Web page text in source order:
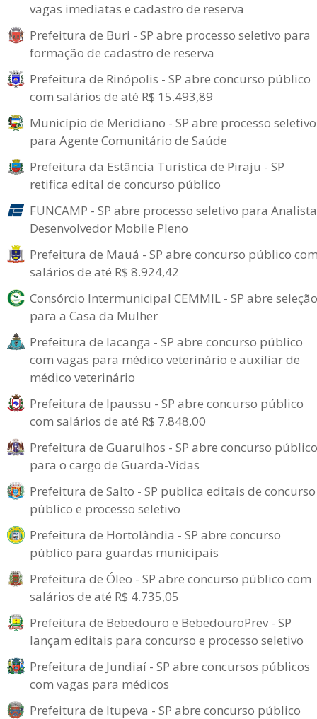
vagas imediatas e cadastro de reserva
Prefeitura de Buri - SP abre processo seletivo para
formação de cadastro de reserva
Prefeitura de Rinópolis - SP abre concurso público
com salários de até R$ 15.493,89
Município de Meridiano - SP abre processo seletivo
para Agente Comunitário de Saúde
Prefeitura da Estância Turística de Piraju - SP
retifica edital de concurso público
FUNCAMP - SP abre processo seletivo para Analista
Desenvolvedor Mobile Pleno
Prefeitura de Mauá - SP abre concurso público
salários de até R$ 8.924,42
Consórcio Intermunicipal CEMMIL - SP abre seleção
para a Casa da Mulher
Prefeitura de Iacanga - SP abre concurso público
com vagas para médico veterinário e auxiliar de
médico veterinário
Prefeitura de Ipaussu - SP abre concurso público
com salários de até R$ 7.848,00
Prefeitura de Guarulhos - SP abre concurso público
para o cargo de Guarda-Vidas
Prefeitura de Salto - SP publica editais de concurso
público e processo seletivo
Prefeitura de Hortolândia - SP abre concurso
público para guardas municipais
Prefeitura de Óleo - SP abre concurso público com
salários de até R$ 4.735,05
Prefeitura de Bebedouro e BebedouroPrev - SP
lançam editais para concurso e processo seletivo
Prefeitura de Jundiaí - SP abre concursos públicos
com vagas para médicos
Prefeitura de Itupeva - SP abre concurso público